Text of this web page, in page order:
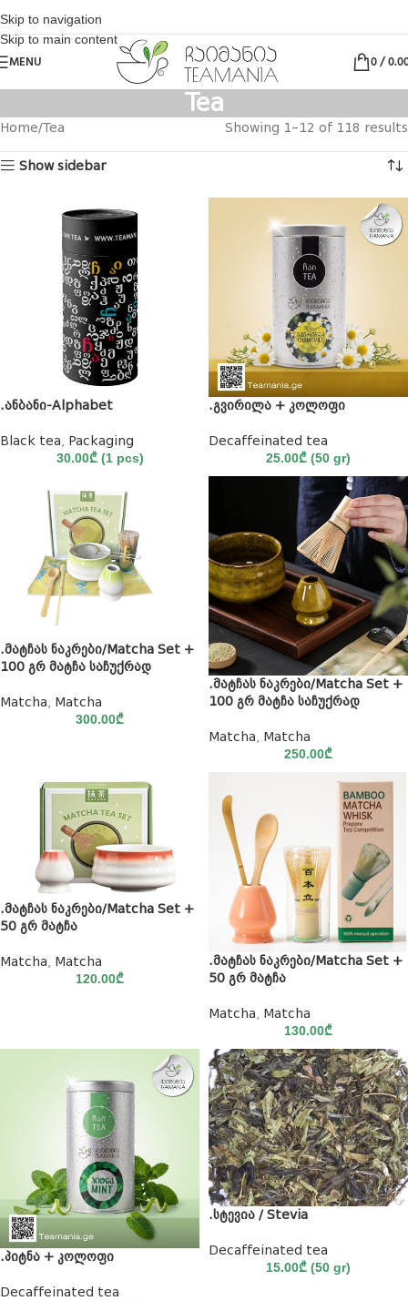
Skip to navigation
Skip to main content
MENU 0/
Tea
Home Tea Showing 1–12 of 118 results
Show sidebar
.ანბანი-Alphabet
Black tea
Packaging
30.00₾ (1 pcs)
.გვირილა + კოლოფი
Decaffeinated tea
25.00₾ (50 gr)
.მატჩას ნაკრები/Matcha Set +
100 გრ მატჩა საჩუქრად
Matcha
Matcha
300.00₾
.მატჩას ნაკრები/Matcha Set +
100 გრ მატჩა საჩუქრად
Matcha
Matcha
250.00₾
.მატჩას ნაკრები/Matcha Set +
50 გრ მატჩა
Matcha
Matcha
120.00₾
.მატჩას ნაკრები/Matcha Set +
50 გრ მატჩა
Matcha
Matcha
130.00₾
.პიტნა + კოლოფი
Decaffeinated tea
.სტევია / Stevia
Decaffeinated tea
15.00₾ (50 gr)